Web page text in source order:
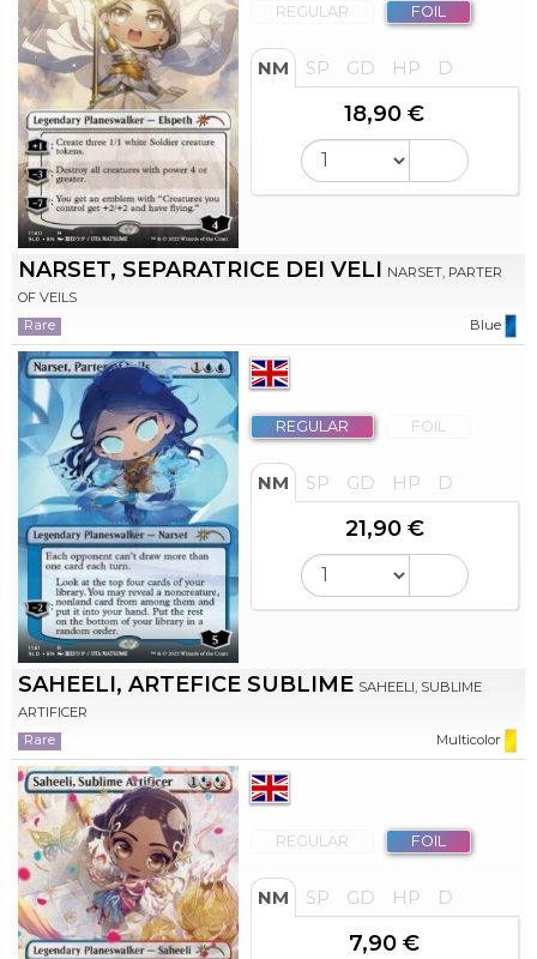
REGULAR FOIL
NM SP GD HP D
18,90 €
NARSET, SEPARATRICE DEI VELI NARSET, PARTER
OF VEILS
Rare
Blue
REGULAR FOIL
NM SP GD HP D
21,90 €
SAHEELI, ARTEFICE SUBLIME SAHEELI, SUBLIME
ARTIFICER
Rare
Multicolor
REGULAR FOIL
NM SP GD HP D
7,90 €